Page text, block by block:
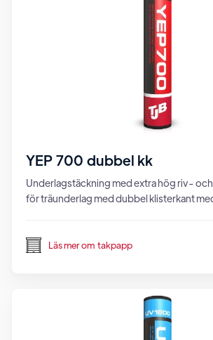
YEP 700 dubbel kk
Underlagstäckning med extra hög riv-
för träunderlag med dubbel klisterkant
Läs mer om takpapp